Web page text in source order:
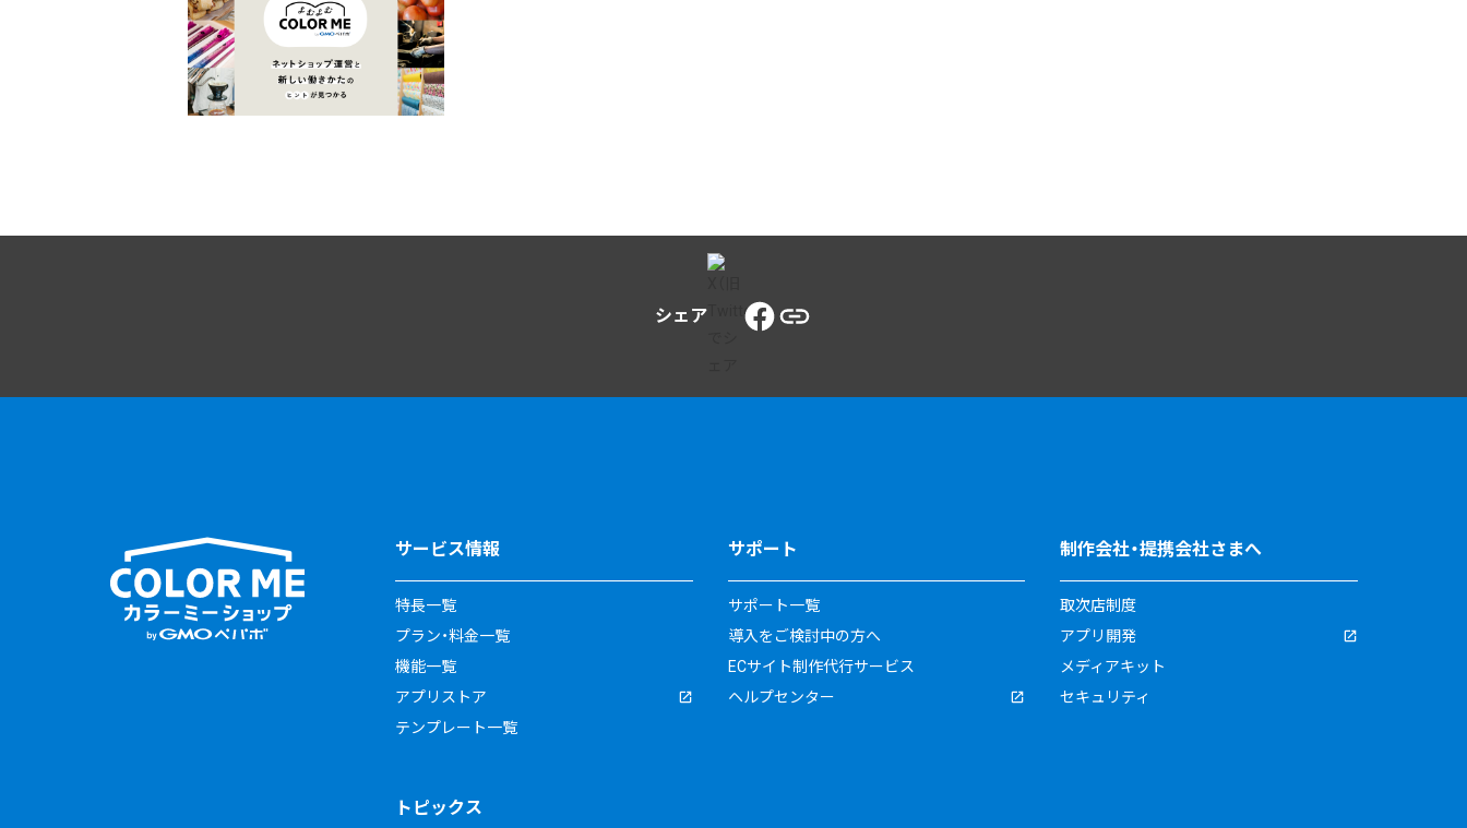
シェア
サービス情報
特長一覧
プラン・料金一覧
機能一覧
アプリストア
テンプレート一覧
サポート
サポート一覧
導入をご検討中の方へ
ECサイト制作代行サービス
ヘルプセンター
制作会社・提携会社さまへ
取次店制度
アプリ開発
メディアキット
セキュリティ
トピックス